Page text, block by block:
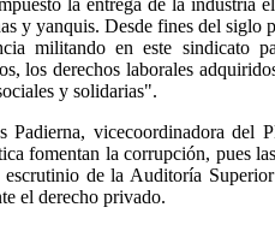
y yanquis. Desde fines del siglo
militando en este sindicato
los derechos laborales
y solidarias".
Padierna, vicecoordinadora del
fomentan la corrupción, pues
escrutinio de la Auditoría
el derecho privado.